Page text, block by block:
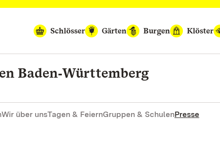
Schlösser
Gärten Burgen Klöster
Baden‑Württemberg
Wir über unsTagen & FeiernGruppen & SchulenPresse